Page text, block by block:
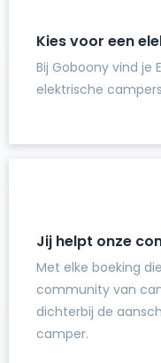
Kies voor een
Bij Goboony vind je
elektrische
Jij helpt onze
Met elke boeking
community van
dichterbij de
camper.